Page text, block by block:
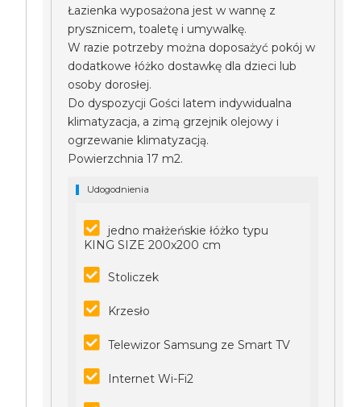
Łazienka wyposażona jest w wannę z
prysznicem, toaletę i umywalkę.
W razie potrzeby można doposażyć pokój w
dodatkowe łóżko dostawkę dla dzieci lub
osoby dorosłej.
Do dyspozycji Gości latem indywidualna
klimatyzacja, a zimą grzejnik olejowy i
ogrzewanie klimatyzacją.
Powierzchnia 17 m2.
Udogodnienia
jedno małżeńskie łóżko typu
KING SIZE 200x200 cm
Stoliczek
Krzesło
Telewizor Samsung ze Smart TV
Internet Wi-Fi2